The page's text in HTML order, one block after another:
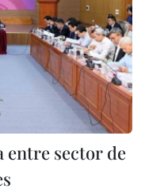
entre sector de